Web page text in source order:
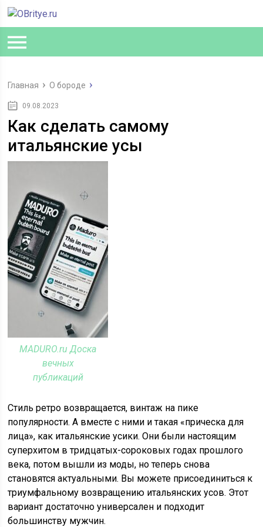
Главная О бороде
09.08.2023
Как сделать самому
итальянские усы
MADURO.ru Доска
вечных
публикаций
Стиль ретро возвращается, винтаж на пике
популярности. А вместе с ними и такая «прическа для
лица», как итальянские усики. Они были настоящим
суперхитом в тридцатых-сороковых годах прошлого
века, потом вышли из моды, но теперь снова
становятся актуальными. Вы можете присоединиться к
триумфальному возвращению итальянских усов. Этот
вариант достаточно универсален и подходит
большинству мужчин.